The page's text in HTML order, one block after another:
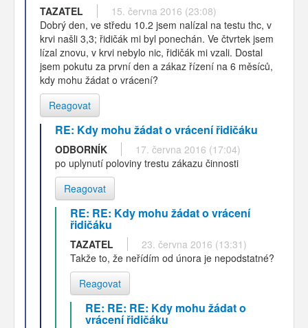
TAZATEL
15. června 2016 (23:08)
Dobrý den, ve středu 10.2 jsem nalízal na testu thc, v
krvi našli 3,3; řidičák mi byl ponechán. Ve čtvrtek jsem
lízal znovu, v krvi nebylo nic, řidičák mi vzali. Dostal
jsem pokutu za první den a zákaz řízení na 6 měsíců,
kdy mohu žádat o vrácení?
Reagovat
RE: Kdy mohu žádat o vrácení řidičáku
ODBORNÍK
17. června 2016 (17:04)
po uplynutí poloviny trestu zákazu činnosti
Reagovat
RE: RE: Kdy mohu žádat o vrácení
řidičáku
TAZATEL
23. června 2016 (13:31)
Takže to, že neřídím od února je nepodstatné?
Reagovat
RE: RE: RE: Kdy mohu žádat o
vrácení řidičáku